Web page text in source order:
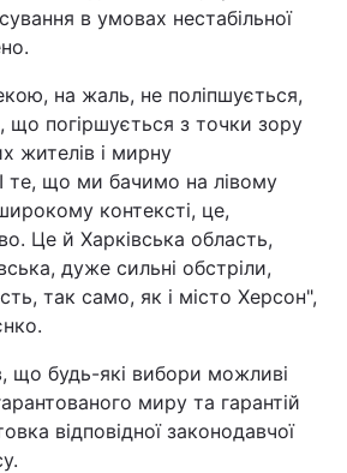
в умовах нестабільної
на жаль, не поліпшується,
що погіршується з точки зору
жителів і мирну
те, що ми бачимо на лівому
контексті, це,
Це й Харківська область,
дуже сильні обстріли,
так само, як і місто Херсон",
що будь-які вибори можливі
миру та гарантій
відповідної законодавчої